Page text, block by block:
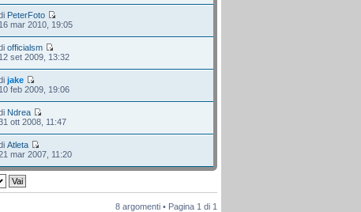
PeterFoto
16 mar 2010, 19:05
officialsm
12 set 2009, 13:32
jake
10 feb 2009, 19:06
Ndrea
ott 2008, 11:47
Atleta
mar 2007, 11:20
8 argomenti • Pagina 1 di 1